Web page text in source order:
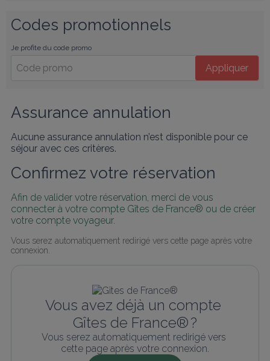
Codes promotionnels
Je profite du code promo
Appliquer
Assurance annulation
Aucune assurance annulation n’est disponible pour ce
séjour avec ces critères.
Confirmez votre réservation
Afin de valider votre réservation, merci de vous
connecter à votre compte Gîtes de France® ou de créer
votre compte voyageur.
Vous serez automatiquement redirigé vers cette page après votre
connexion.
Vous avez déjà un compte
Gîtes de France® ?
Vous serez automatiquement redirigé vers
cette page après votre connexion.